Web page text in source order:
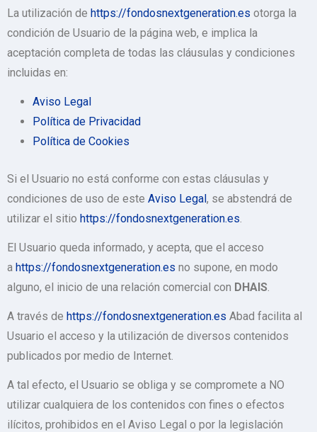
La utilización de https://fondosnextgeneration.es otorga la
condición de Usuario de la página web, e implica la
aceptación completa de todas las cláusulas y condiciones
incluidas en:
Aviso Legal
Política de Privacidad
Política de Cookies
Si el Usuario no está conforme con estas cláusulas y
condiciones de uso de este Aviso Legal, se abstendrá de
utilizar el sitio https://fondosnextgeneration.es
El Usuario queda informado, y acepta, que el acceso
a https://fondosnextgeneration.es no supone, en modo
alguno, el inicio de una relación comercial con DHAIS
A través de https://fondosnextgeneration.es Abad facilita al
Usuario el acceso y la utilización de diversos contenidos
publicados por medio de Internet.
A tal efecto, el Usuario se obliga y se compromete a NO
utilizar cualquiera de los contenidos con fines o efectos
ilícitos, prohibidos en el Aviso Legal o por la legislación